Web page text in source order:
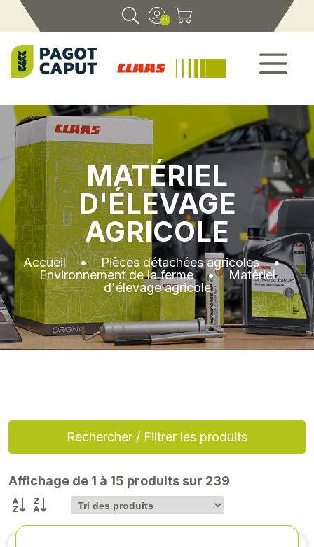
MATÉRIEL
D'ÉLEVAGE
AGRICOLE
Accueil•Pièces détachées agricoles•
Environnement de la ferme•Matériel
d'élevage agricole
Rechercher / Filtrer les produits
Affichage de 1 à 15 produits sur 239